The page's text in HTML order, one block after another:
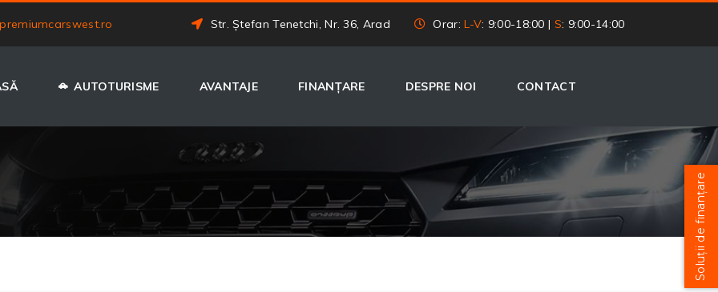
Str. Ștefan Tenetchi, Nr. 36, Arad Orar:L-V: 9:00-18:00 | S: 9:00-14:00
AUTOTURISME AVANTAJE FINANȚARE DESPRE NOI CONTACT
Soluții de finanțare